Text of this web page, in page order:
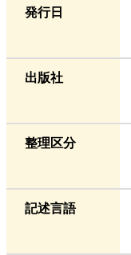
発行日
出版社
整理区分
記述言語